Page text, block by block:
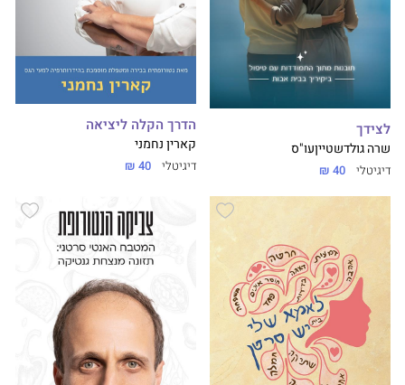
לצידך
שרה גולדשטייןעו"ס
דיגיטלי 40 ₪
הדרך הקלה ליציאה
קארין נחמני
דיגיטלי 40 ₪